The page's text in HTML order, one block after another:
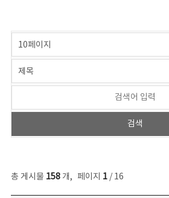
총 게시물 158개, 페이지 1/ 16
콘텐츠이슈 목록 - 번호, 제목, 작성자, 파일, 조회수, 작성일 정보 제공